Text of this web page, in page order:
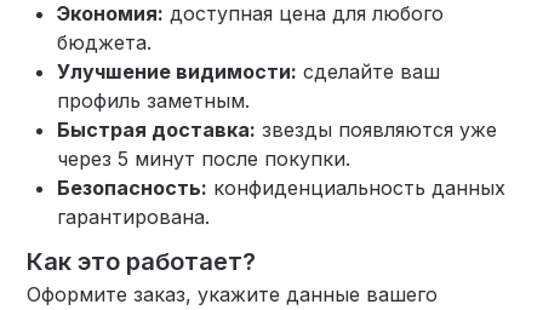
Экономия: доступная цена для любого
бюджета.
Улучшение видимости: сделайте ваш
профиль заметным.
Быстрая доставка: звезды появляются уже
через 5 минут после покупки.
Безопасность: конфиденциальность данных
гарантирована.
Как это работает?
Оформите заказ, укажите данные вашего